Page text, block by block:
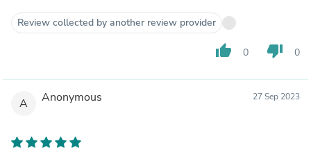
Review collected by another review provider
thumb_up 0 thumb_down 0
A Anonymous 27 Sep 2023